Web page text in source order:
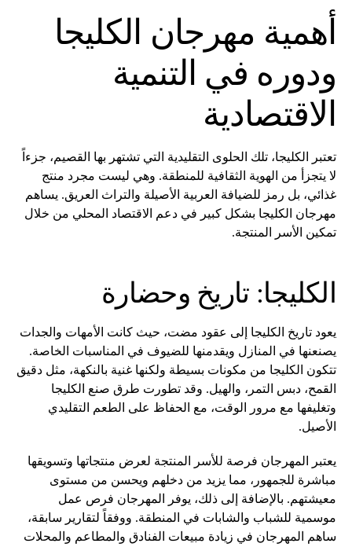
أهمية مهرجان الكليجا
ودوره في التنمية
الاقتصادية
تعتبر الكليجا، تلك الحلوى التقليدية التي تشتهر بها القصيم، جزءاً
لا يتجزأ من الهوية الثقافية للمنطقة. وهي ليست مجرد منتج
غذائي، بل رمز للضيافة العربية الأصيلة والتراث العريق. يساهم
مهرجان الكليجا بشكل كبير في دعم الاقتصاد المحلي من خلال
تمكين الأسر المنتجة.
الكليجا: تاريخ وحضارة
يعود تاريخ الكليجا إلى عقود مضت، حيث كانت الأمهات والجدات
يصنعنها في المنازل ويقدمنها للضيوف في المناسبات الخاصة.
تتكون الكليجا من مكونات بسيطة ولكنها غنية بالنكهة، مثل دقيق
القمح، دبس التمر، والهيل. وقد تطورت طرق صنع الكليجا
وتغليفها مع مرور الوقت، مع الحفاظ على الطعم التقليدي
الأصيل.
يعتبر المهرجان فرصة للأسر المنتجة لعرض منتجاتها وتسويقها
مباشرة للجمهور، مما يزيد من دخلهم ويحسن من مستوى
معيشتهم. بالإضافة إلى ذلك، يوفر المهرجان فرص عمل
موسمية للشباب والشابات في المنطقة. ووفقاً لتقارير سابقة،
ساهم المهرجان في زيادة مبيعات الفنادق والمطاعم والمحلات